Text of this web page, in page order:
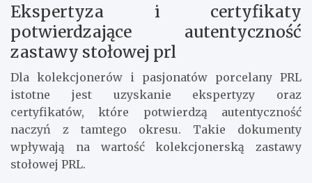
Ekspertyza i certyfikaty
potwierdzające autentyczność
zastawy stołowej prl
Dla kolekcjonerów i pasjonatów porcelany PRL
istotne jest uzyskanie ekspertyzy oraz
certyfikatów, które potwierdzą autentyczność
naczyń z tamtego okresu. Takie dokumenty
wpływają na wartość kolekcjonerską zastawy
stołowej PRL.